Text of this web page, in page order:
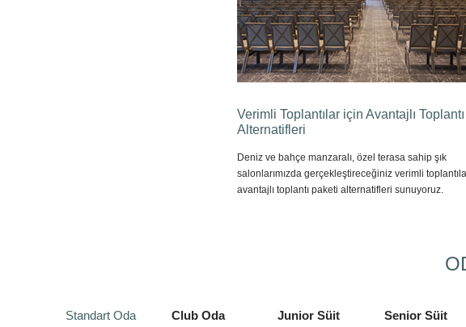
Verimli Toplantılar için Avantajlı
Alternatifleri
Deniz ve bahçe manzaralı, özel terasa sahip şık
salonlarımızda gerçekleştireceğiniz verimli
avantajlı toplantı paketi alternatifleri sunuyoruz.
Standart Oda Club Oda Junior Süit Senior Süit